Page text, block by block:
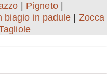
Pigneto
biagio in padule
Zocca